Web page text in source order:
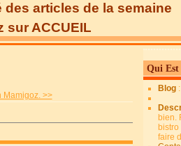
des articles de la semaine
sur ACCUEIL
Mamigoz. >>
Qui Est
Blog
bien.
faire